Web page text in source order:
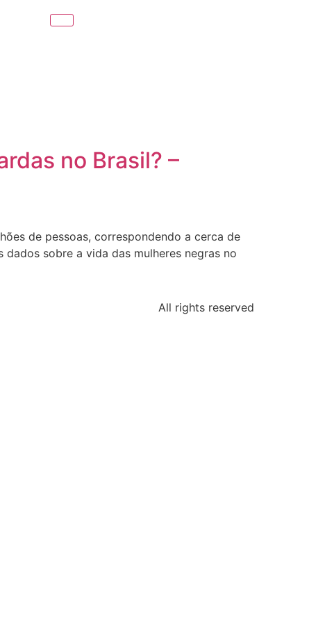
no Brasil? –
de pessoas, correspondendo a cerca de
sobre a vida das mulheres negras no
All rights reserved